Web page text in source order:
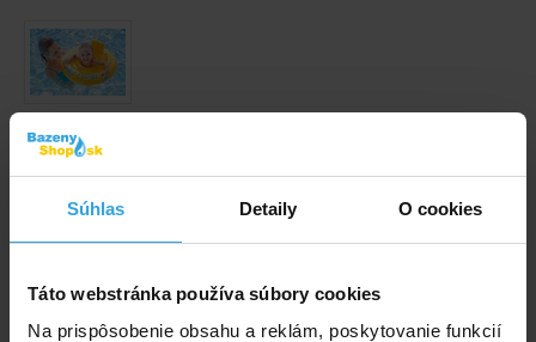
Súhlas Detaily O cookies
Táto webstránka používa súbory cookies
Na prispôsobenie obsahu a reklám, poskytovanie funkcií
Obrázky a videá majú ilustračný charakter.
Kód produktu: BK1549
Značka: INTEX